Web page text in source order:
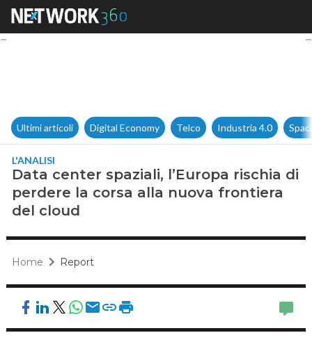
Data center spaziali,
Ultimi articoli Digital Economy Telco Industria 4.0
L'ANALISI
Data center spaziali, l’Europa rischia di
perdere la corsa alla nuova frontiera
del cloud
Home Report